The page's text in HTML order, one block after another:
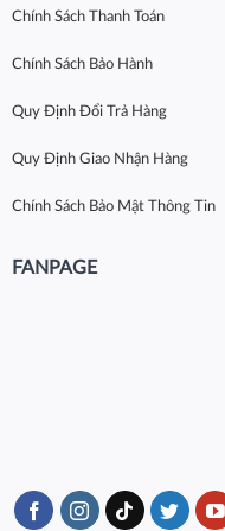
Chính Sách Thanh Toán
Chính Sách Bảo Hành
Quy Định Đổi Trả Hàng
Quy Định Giao Nhận Hàng
Chính Sách Bảo Mật Thông Tin
FANPAGE